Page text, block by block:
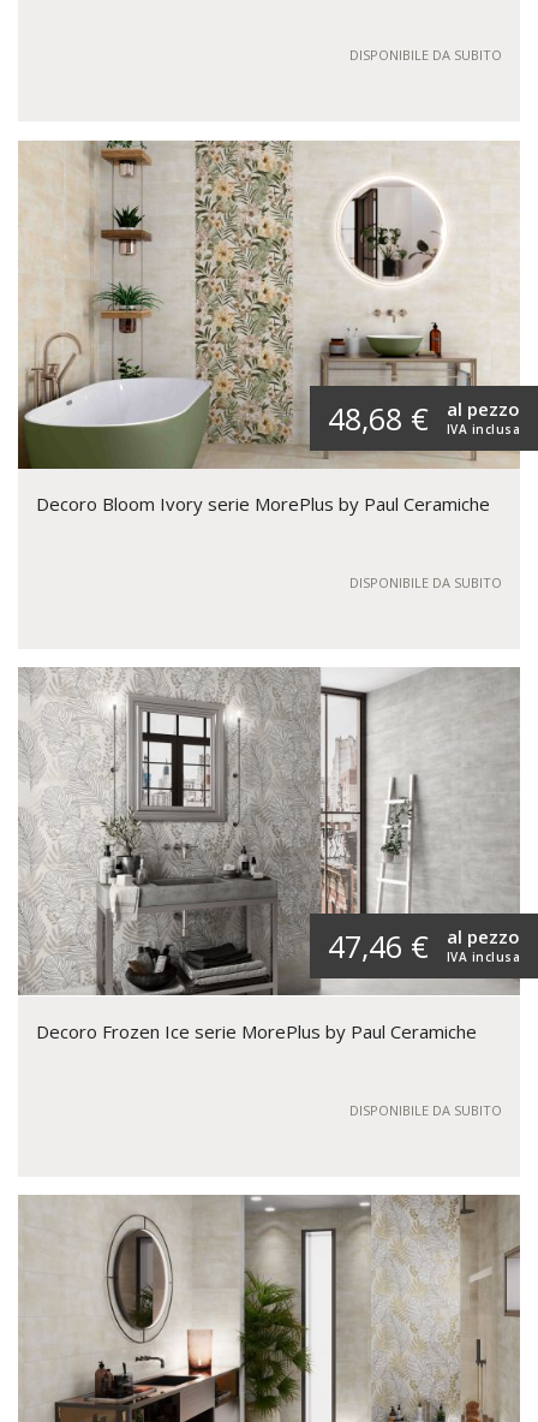
DISPONIBILE DA SUBITO
48,68 € IVA inclusa
al pezzo
Decoro Bloom Ivory serie MorePlus by Paul Ceramiche
DISPONIBILE DA SUBITO
47,46 € IVA inclusa
al pezzo
Decoro Frozen Ice serie MorePlus by Paul Ceramiche
DISPONIBILE DA SUBITO